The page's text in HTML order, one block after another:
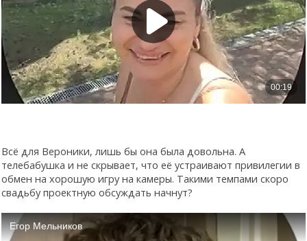
Всё для Вероники, лишь бы она была довольна. А
телебабушка и не скрывает, что её устраивают привилегии в
обмен на хорошую игру на камеры. Такими темпами скоро
свадьбу проектную обсуждать начнут?